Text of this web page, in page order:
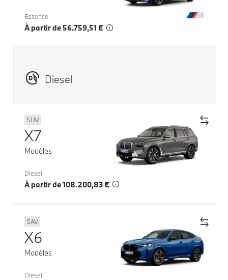
Essence
À partir de 56.759,51 €
Diesel
SUV
X7
Modèles
Diesel
À partir de 108.200,83 €
SAV
X6
Modèles
Diesel